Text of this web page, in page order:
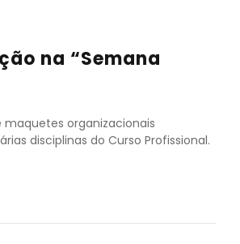
na “Semana
organizacionais
disciplinas do Curso Profissional.